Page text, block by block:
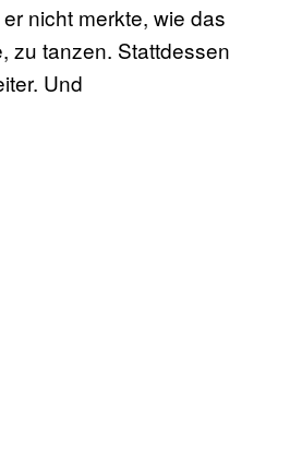
nicht merkte, wie das
zu tanzen. Stattdessen
Und